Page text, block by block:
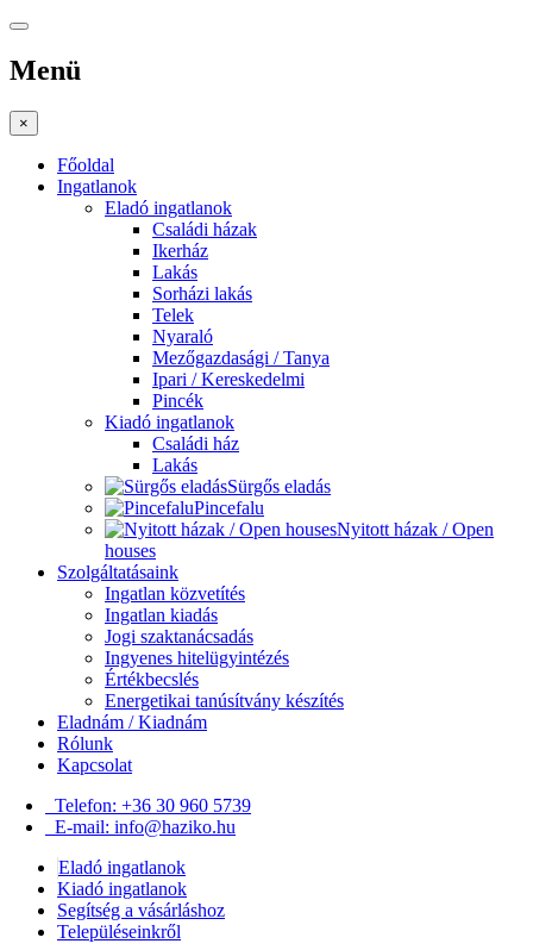
Menü
×
Főoldal
Ingatlanok
Eladó ingatlanok
Családi házak
Ikerház
Lakás
Sorházi lakás
Telek
Nyaraló
Mezőgazdasági / Tanya
Ipari / Kereskedelmi
Pincék
Kiadó ingatlanok
Családi ház
Lakás
Sürgős eladás
Pincefalu
Nyitott házak / Open
houses
Szolgáltatásaink
Ingatlan közvetítés
Ingatlan kiadás
Jogi szaktanácsadás
Ingyenes hitelügyintézés
Értékbecslés
Energetikai tanúsítvány készítés
Eladnám / Kiadnám
Rólunk
Kapcsolat
Telefon: +36 30 960 5739
E-mail: info@haziko.hu
Eladó ingatlanok
Kiadó ingatlanok
Segítség a vásárláshoz
Településeinkről